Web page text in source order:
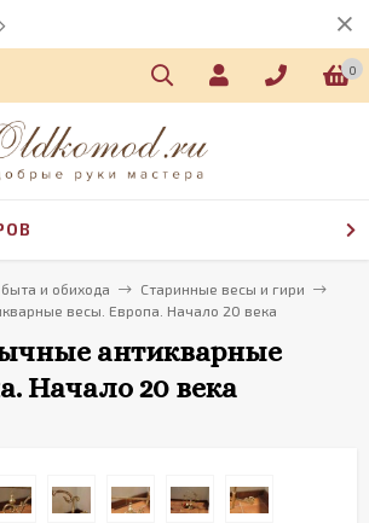
0
и обихода
Старинные весы и гири
весы. Европа. Начало 20 века
антикварные
Начало 20 века